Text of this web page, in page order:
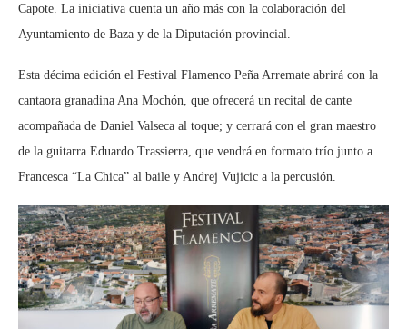
Capote. La iniciativa cuenta un año más con la colaboración del
Ayuntamiento de Baza y de la Diputación provincial.
Esta décima edición el Festival Flamenco Peña Arremate abrirá con la
cantaora granadina Ana Mochón, que ofrecerá un recital de cante
acompañada de Daniel Valseca al toque; y cerrará con el gran maestro
de la guitarra Eduardo Trassierra, que vendrá en formato trío junto a
Francesca “La Chica” al baile y Andrej Vujicic a la percusión.